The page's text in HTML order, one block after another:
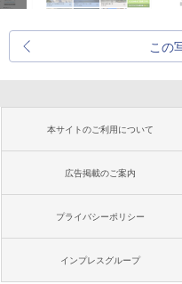
この
本サイトのご利用について
広告掲載のご案内
プライバシーポリシー
インプレスグループ